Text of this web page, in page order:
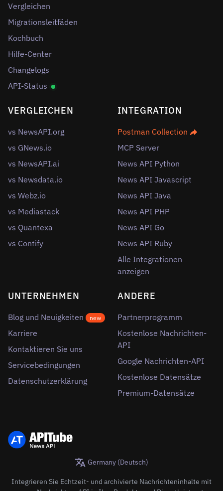
Vergleichen
Migrationsleitfäden
Kochbuch
Hilfe-Center
Changelogs
API-Status
VERGLEICHEN
vs NewsAPI.org
vs GNews.io
vs NewsAPI.ai
vs Newsdata.io
vs Webz.io
vs Mediastack
vs Quantexa
vs Contify
INTEGRATION
Postman Collection
MCP Server
News API Python
News API Javascript
News API Java
News API PHP
News API Go
News API Ruby
Alle Integrationen
anzeigen
UNTERNEHMEN
Blog und Neuigkeiten new
Karriere
Kontaktieren Sie uns
Servicebedingungen
Datenschutzerklärung
ANDERE
Partnerprogramm
Kostenlose Nachrichten-
API
Google Nachrichten-API
Kostenlose Datensätze
Premium-Datensätze
Germany (Deutsch)
Integrieren Sie Echtzeit- und archivierte Nachrichteninhalte mit